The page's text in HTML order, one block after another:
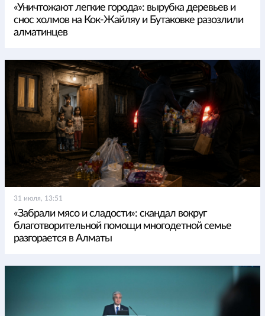
«Уничтожают легкие города»: вырубка деревьев и
снос холмов на Кок-Жайляу и Бутаковке разозлили
алматинцев
31 июля, 13:51
«Забрали мясо и сладости»: скандал вокруг
благотворительной помощи многодетной семье
разгорается в Алматы